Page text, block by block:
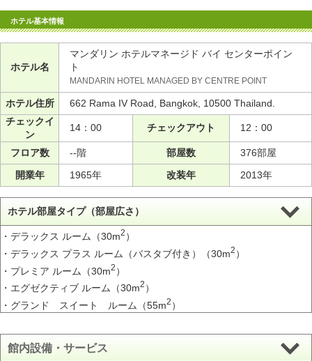
ホテル基本情報
ホテル名
マンダリン ホテルマネージド バイ センターポイン
ト
MANDARIN HOTEL MANAGED BY CENTRE POINT
ホテル住所
662 Rama IV Road, Bangkok, 10500 Thailand.
チェックイ
ン
14：00 チェックアウト 12：00
フロア数 --階 部屋数
376部屋
開業年
1965年 改装年 2013年
ホテル部屋タイプ（部屋広さ）
・デラックス ルーム（30m2 ）
・デラックス プラス ルーム（バスタブ付き）（30m2 ）
・プレミア ルーム（30m2 ）
・エグゼクティブ ルーム（30m2 ）
・グランド スイート ルーム（55m2 ）
館内設備・サービス